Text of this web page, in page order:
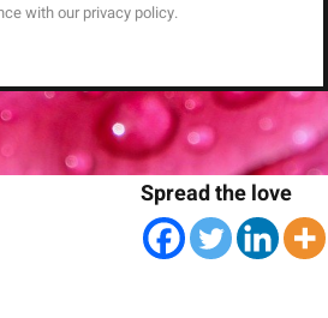
with our privacy policy.
Spread the love